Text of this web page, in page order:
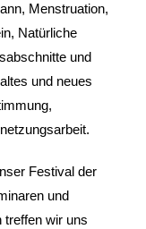
Menstruation,
Natürliche
und
und neues
Festival der
und
treffen wir uns